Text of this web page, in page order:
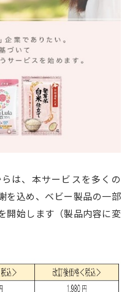
は、本サービスを多くの
を込め、ベビー製品の一部
開始します（製品内容に変